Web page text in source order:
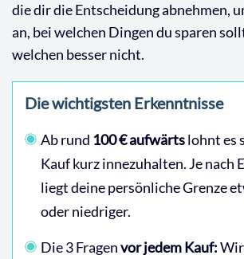
die dir die Entscheidung abnehmen,
an, bei welchen Dingen du sparen
welchen besser nicht.
Die wichtigsten Erkenntnisse
Ab rund 100 € aufwärtslohnt es
Kauf kurz innezuhalten. Je nach
liegt deine persönliche Grenze
oder niedriger.
Die 3 Fragenvor jedem Kauf: